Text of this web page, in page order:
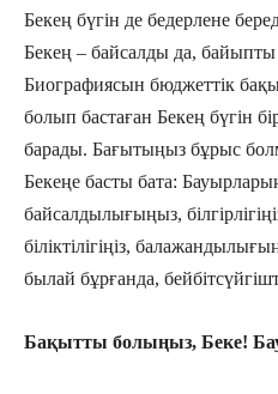
Бекең бүгін де бедерлене
Бекең – байсалды да,
Биографиясын бюджеттік
болып бастаған Бекең бүгін
барады. Бағытыңыз бұрыс
Бекеңе басты бата:
байсалдылығыңыз,
біліктілігіңіз,
былай бұрғанда,
Бақытты болыңыз, Беке!